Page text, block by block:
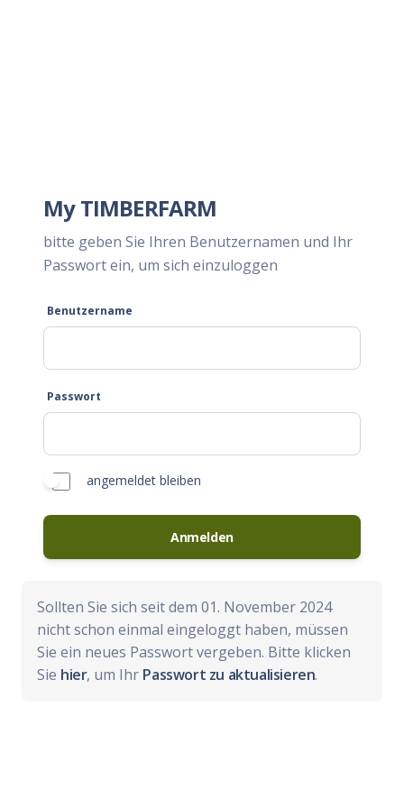
My TIMBERFARM
bitte geben Sie Ihren Benutzernamen und Ihr
Passwort ein, um sich einzuloggen
Benutzername
Passwort
angemeldet bleiben
Anmelden
Sollten Sie sich seit dem 01. November 2024
nicht schon einmal eingeloggt haben, müssen
Sie ein neues Passwort vergeben. Bitte klicken
Sie hier, um Ihr Passwort zu aktualisieren.